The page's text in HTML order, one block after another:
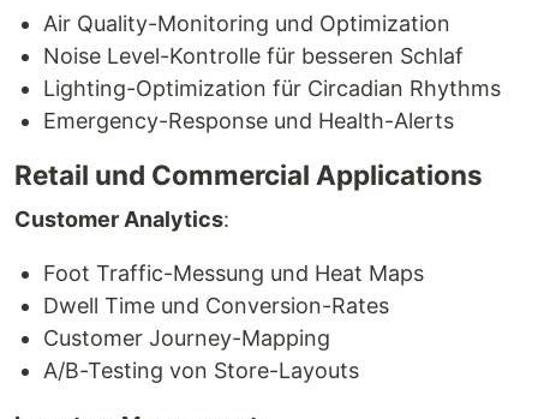
Air Quality-Monitoring und Optimization
Noise Level-Kontrolle für besseren Schlaf
Lighting-Optimization für Circadian Rhythms
Emergency-Response und Health-Alerts
Retail und Commercial Applications
Customer Analytics:
Foot Traffic-Messung und Heat Maps
Dwell Time und Conversion-Rates
Customer Journey-Mapping
A/B-Testing von Store-Layouts